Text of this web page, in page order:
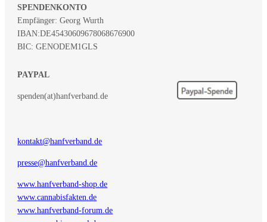
SPENDENKONTO
Empfänger: Georg Wurth
IBAN:DE45430609678068676900
BIC: GENODEM1GLS
PAYPAL
spenden(at)hanfverband.de
kontakt@hanfverband.de
presse@hanfverband.de
www.hanfverband-shop.de
www.cannabisfakten.de
www.hanfverband-forum.de